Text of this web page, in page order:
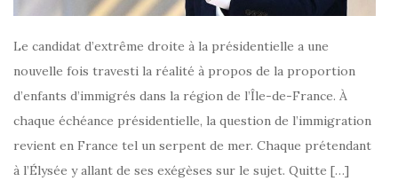
Le candidat d’extrême droite à la présidentielle a une
nouvelle fois travesti la réalité à propos de la proportion
d’enfants d’immigrés dans la région de l’Île-de-France. À
chaque échéance présidentielle, la question de l’immigration
revient en France tel un serpent de mer. Chaque prétendant
à l’Élysée y allant de ses exégèses sur le sujet. Quitte […]